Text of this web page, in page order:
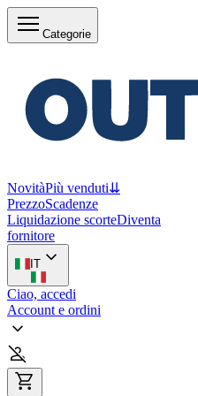
Categorie
NovitàPiù venduti⇊
PrezzoScadenze
Liquidazione scorteDiventa
fornitore
IT
Ciao, accedi
Account e ordini